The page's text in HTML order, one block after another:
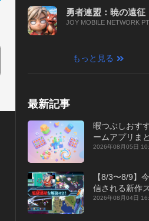
勇者連盟：暁の遠征
JOY MOBILE NETWORK
もっと見る
最新記事
暇つぶしおす
ームアプリま
オフライン対応
2026年08月05日
【8/3〜8/9】
信される新作
ゲームをまとめ
2026年08月04日